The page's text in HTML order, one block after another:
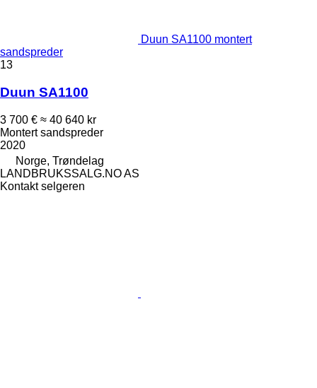
Duun SA1100 montert
sandspreder
13
Duun SA1100
3 700 € ≈ 40 640 kr
Montert sandspreder
2020
Norge, Trøndelag
LANDBRUKSSALG.NO AS
Kontakt selgeren